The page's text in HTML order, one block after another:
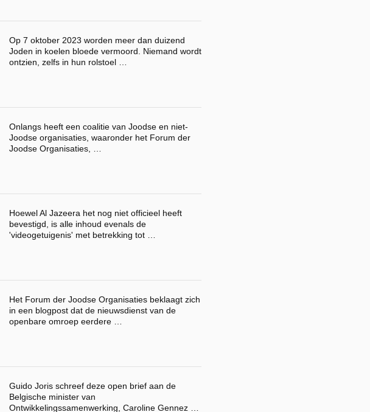
Op 7 oktober 2023 worden meer dan duizend
Joden in koelen bloede vermoord. Niemand wordt
ontzien, zelfs in hun rolstoel …
Onlangs heeft een coalitie van Joodse en niet-
Joodse organisaties, waaronder het Forum der
Joodse Organisaties, …
Hoewel Al Jazeera het nog niet officieel heeft
bevestigd, is alle inhoud evenals de
'videogetuigenis' met betrekking tot …
Het Forum der Joodse Organisaties beklaagt zich
in een blogpost dat de nieuwsdienst van de
openbare omroep eerdere …
Guido Joris schreef deze open brief aan de
Belgische minister van
Ontwikkelingssamenwerking, Caroline Gennez …